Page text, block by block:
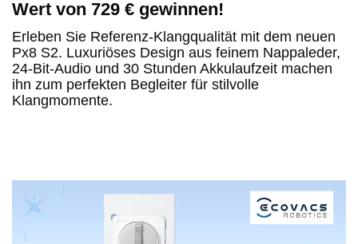
Wert von 729 € gewinnen!
Erleben Sie Referenz-Klangqualität mit dem neuen
Px8 S2. Luxuriöses Design aus feinem Nappaleder,
24-Bit-Audio und 30 Stunden Akkulaufzeit machen
ihn zum perfekten Begleiter für stilvolle
Klangmomente.